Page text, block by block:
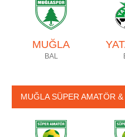
MUĞLA
BAL
MUĞLA SÜPER AMATÖR